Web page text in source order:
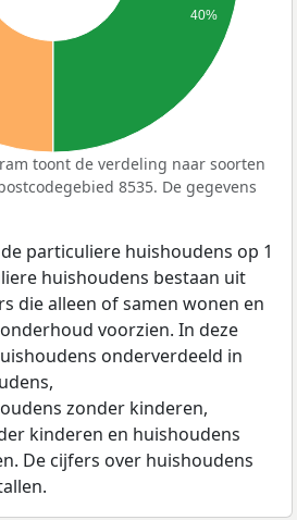
40%
toont de verdeling naar soorten
8535. De gegevens
particuliere huishoudens op 1
huishoudens bestaan uit
die alleen of samen wonen en
voorzien. In deze
onderverdeeld in
zonder kinderen,
kinderen en huishoudens
De cijfers over huishoudens